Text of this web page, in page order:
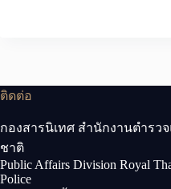
ติดต่อ
กองสารนิเทศ สำนักงานตำรว
ชาติ
Public Affairs Division Royal
Police